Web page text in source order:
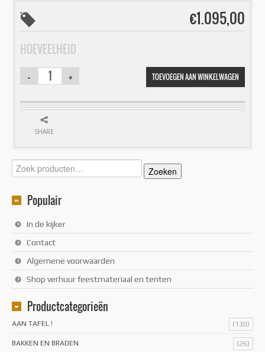
€1.095,00
HOEVEELHEID
TOEVOEGEN AAN WINKELWAGEN
SHARE
Zoeken
naar:
Zoeken
Populair
In de kijker
Contact
Algemene voorwaarden
Shop verhuur feestmateriaal en tenten
Productcategorieën
AAN TAFEL ! (130)
BAKKEN EN BRADEN (26)